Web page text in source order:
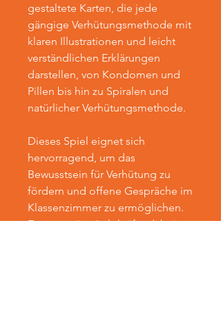
gestaltete Karten, die jede
gängige Verhütungsmethode mit
klaren Illustrationen und leicht
verständlichen Erklärungen
darstellen, von Kondomen und
Pillen bis hin zu Spiralen und
natürlicher Verhütungsmethode.
Dieses Spiel eignet sich
hervorragend, um das
Bewusstsein für Verhütung zu
fördern und offene Gespräche im
Klassenzimmer zu ermöglichen.
Es unterstützt Lehrkräfte dabei,